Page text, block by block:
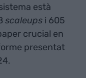
està
scaleups i 605
crucial en
presentat